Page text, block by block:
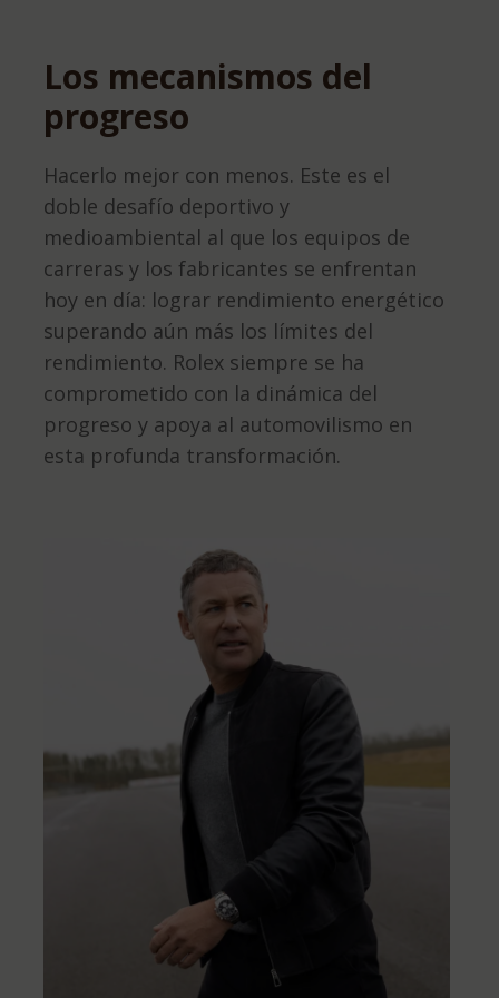
Los mecanismos del
progreso
Hacerlo mejor con menos. Este es el
doble desafío deportivo y
medioambiental al que los equipos de
carreras y los fabricantes se enfrentan
hoy en día: lograr rendimiento energético
superando aún más los límites del
rendimiento. Rolex siempre se ha
comprometido con la dinámica del
progreso y apoya al automovilismo en
esta profunda transformación.